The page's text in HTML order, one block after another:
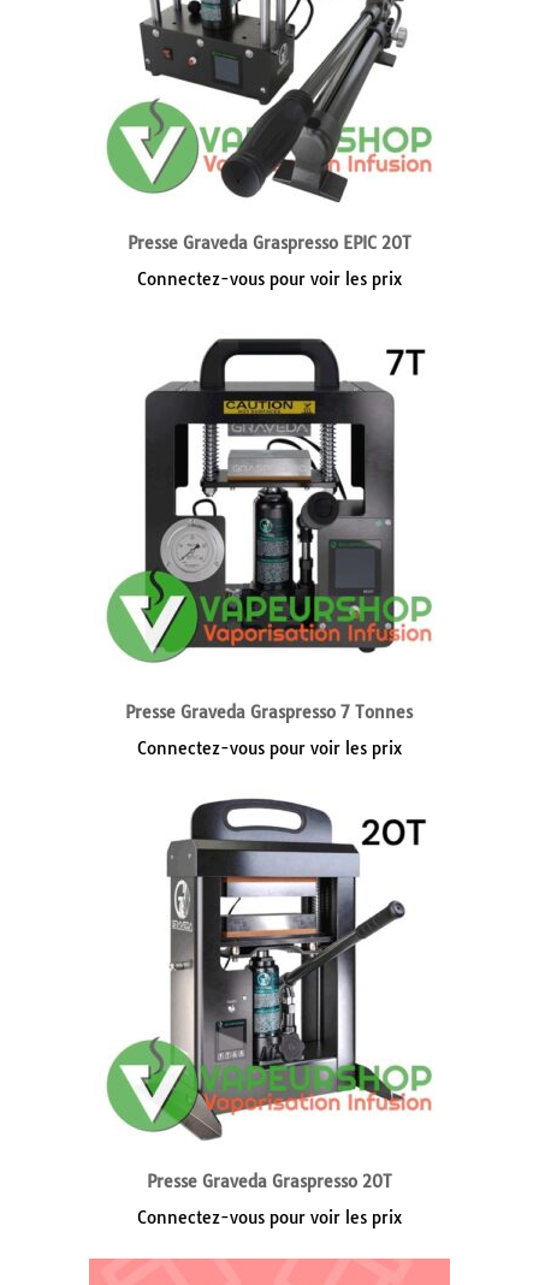
Presse Graveda Graspresso EPIC 20T
Connectez-vous pour voir les prix
Presse Graveda Graspresso 7 Tonnes
Connectez-vous pour voir les prix
Presse Graveda Graspresso 20T
Connectez-vous pour voir les prix